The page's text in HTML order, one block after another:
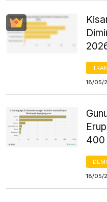
18/05/
400
18/05/